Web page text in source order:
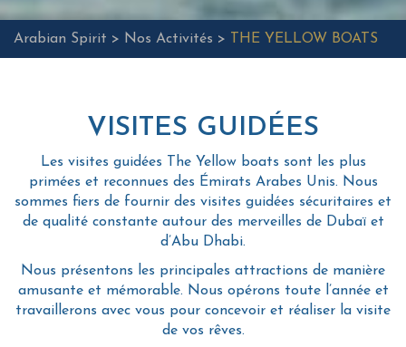
Arabian Spirit > Nos Activités > THE YELLOW BOATS
VISITES GUIDÉES
Les visites guidées The Yellow boats sont les plus
primées et reconnues des Émirats Arabes Unis. Nous
sommes fiers de fournir des visites guidées sécuritaires et
de qualité constante autour des merveilles de Dubaï et
d’Abu Dhabi.
Nous présentons les principales attractions de manière
amusante et mémorable. Nous opérons toute l’année et
travaillerons avec vous pour concevoir et réaliser la visite
de vos rêves.